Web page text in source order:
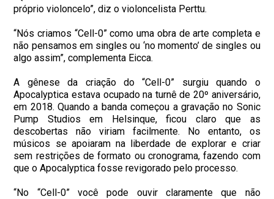
próprio violoncelo”, diz o violoncelista Perttu.
“Nós criamos “Cell-0” como uma obra de arte completa e
não pensamos em singles ou ‘no momento’ de singles ou
algo assim”, complementa Eicca.
A gênese da criação do “Cell-0” surgiu quando o
Apocalyptica estava ocupado na turnê de 20º aniversário,
em 2018. Quando a banda começou a gravação no Sonic
Pump Studios em Helsinque, ficou claro que as
descobertas não viriam facilmente. No entanto, os
músicos se apoiaram na liberdade de explorar e criar
sem restrições de formato ou cronograma, fazendo com
que o Apocalyptica fosse revigorado pelo processo.
“No “Cell-0” você pode ouvir claramente que não